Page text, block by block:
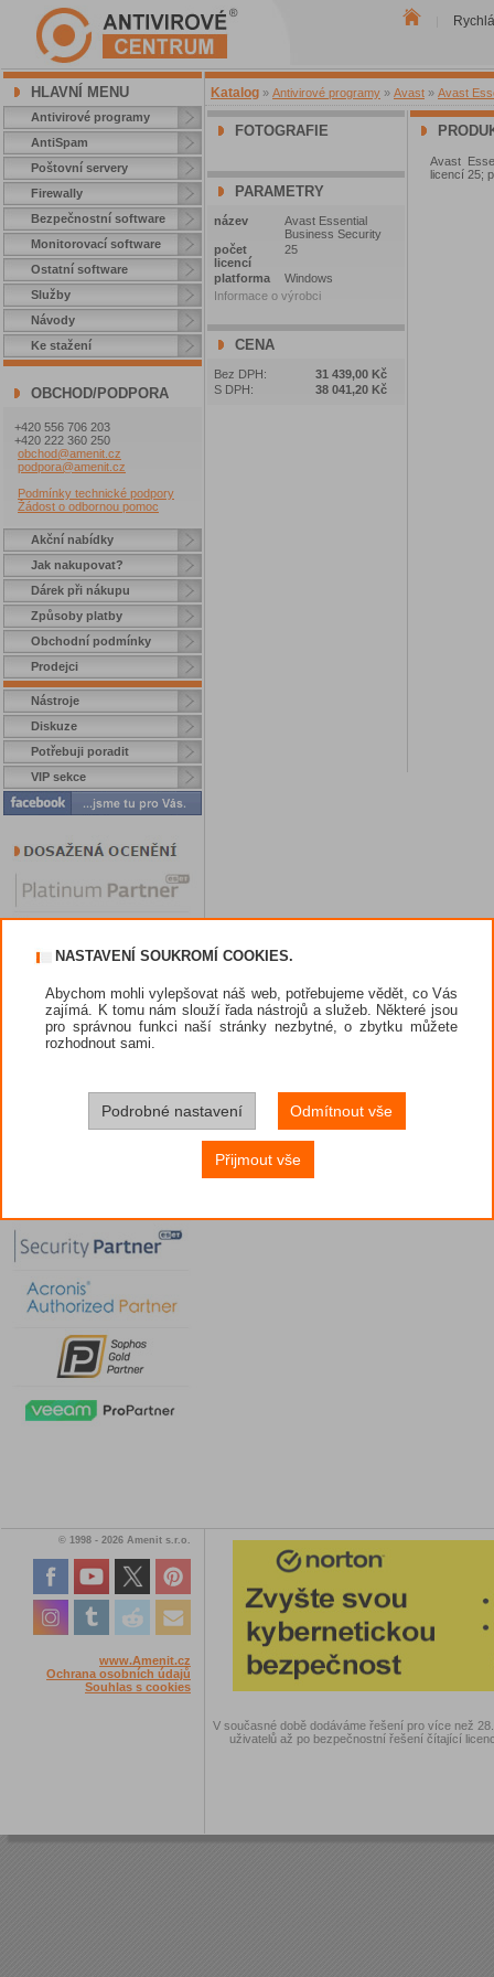
HLAVNÍ MENU
Antivirové programy
AntiSpam
Poštovní servery
Firewally
Bezpečnostní software
Monitorovací software
Ostatní software
Služby
Návody
Ke stažení
OBCHOD/PODPORA
+420 556 706 203
+420 222 360 250
obchod@amenit.cz
podpora@amenit.cz
Podmínky technické podpory
Žádost o odbornou pomoc
Akční nabídky
Jak nakupovat?
Dárek při nákupu
Způsoby platby
Obchodní podmínky
Prodejci
Nástroje
Diskuze
Potřebuji poradit
VIP sekce
Katalog » Antivirové programy » Avast » Avast
FOTOGRAFIE
PARAMETRY
název
Avast Essential
Business Security
počet
licencí
25
platforma
Windows
Informace o výrobci
CENA
Bez DPH:
31 439,00 Kč
S DPH:
38 041,20 Kč
Avast
licencí 25;
© 1998 - 2026 Amenit s.r.o.
www.Amenit.cz
Ochrana osobních údajů
Souhlas s cookies
V současné době dodáváme řešení pro více než
uživatelů až po bezpečnostní řešení čítající
NASTAVENÍ SOUKROMÍ COOKIES.
Abychom mohli vylepšovat náš web, potřebujeme vědět, co Vás
zajímá. K tomu nám slouží řada nástrojů a služeb. Některé jsou
pro správnou funkci naší stránky nezbytné, o zbytku můžete
rozhodnout sami.
Podrobné nastavení Odmítnout vše
Přijmout vše